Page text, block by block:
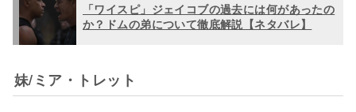
「ワイスピ」ジェイコブの過去には何があったの
か？ドムの弟について徹底解説【ネタバレ】
妹/ミア・トレット